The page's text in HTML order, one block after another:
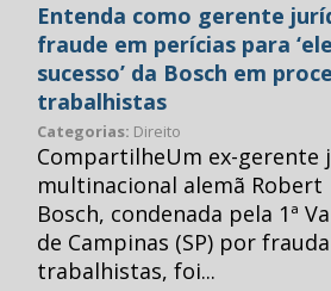
Entenda como gerente
fraude em perícias para
sucesso’ da Bosch em
trabalhistas
Categorias: Direito
CompartilheUm ex-gerente
multinacional alemã Robert
Bosch, condenada pela 1ª
de Campinas (SP) por
trabalhistas, foi...